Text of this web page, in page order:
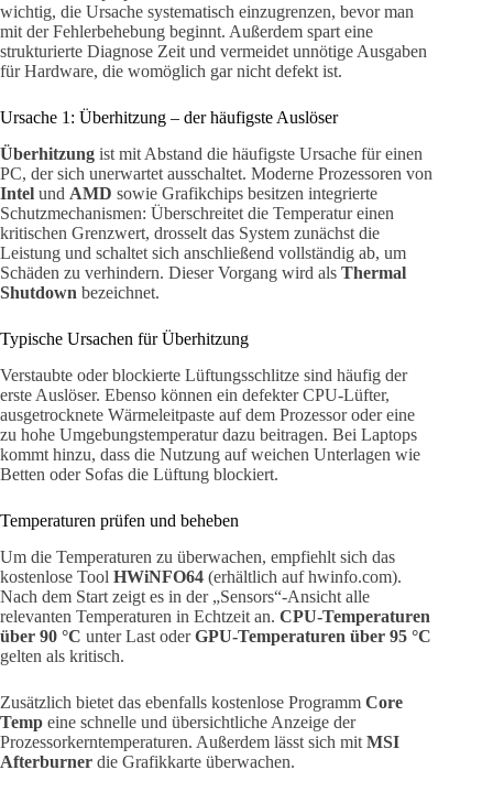
wichtig, die Ursache systematisch einzugrenzen, bevor man
mit der Fehlerbehebung beginnt. Außerdem spart eine
strukturierte Diagnose Zeit und vermeidet unnötige Ausgaben
für Hardware, die womöglich gar nicht defekt ist.
Ursache 1: Überhitzung – der häufigste Auslöser
Überhitzung ist mit Abstand die häufigste Ursache für einen
PC, der sich unerwartet ausschaltet. Moderne Prozessoren von
Intel und AMD sowie Grafikchips besitzen integrierte
Schutzmechanismen: Überschreitet die Temperatur einen
kritischen Grenzwert, drosselt das System zunächst die
Leistung und schaltet sich anschließend vollständig ab, um
Schäden zu verhindern. Dieser Vorgang wird als Thermal
Shutdown bezeichnet.
Typische Ursachen für Überhitzung
Verstaubte oder blockierte Lüftungsschlitze sind häufig der
erste Auslöser. Ebenso können ein defekter CPU-Lüfter,
ausgetrocknete Wärmeleitpaste auf dem Prozessor oder eine
zu hohe Umgebungstemperatur dazu beitragen. Bei Laptops
kommt hinzu, dass die Nutzung auf weichen Unterlagen wie
Betten oder Sofas die Lüftung blockiert.
Temperaturen prüfen und beheben
Um die Temperaturen zu überwachen, empfiehlt sich das
kostenlose Tool HWiNFO64 (erhältlich auf hwinfo.com).
Nach dem Start zeigt es in der „Sensors“-Ansicht alle
relevanten Temperaturen in Echtzeit an. CPU-Temperaturen
über 90 °C unter Last oderGPU-Temperaturen über 95 °C
gelten als kritisch.
Zusätzlich bietet das ebenfalls kostenlose Programm Core
Temp eine schnelle und übersichtliche Anzeige der
Prozessorkerntemperaturen. Außerdem lässt sich mit MSI
Afterburner die Grafikkarte überwachen.